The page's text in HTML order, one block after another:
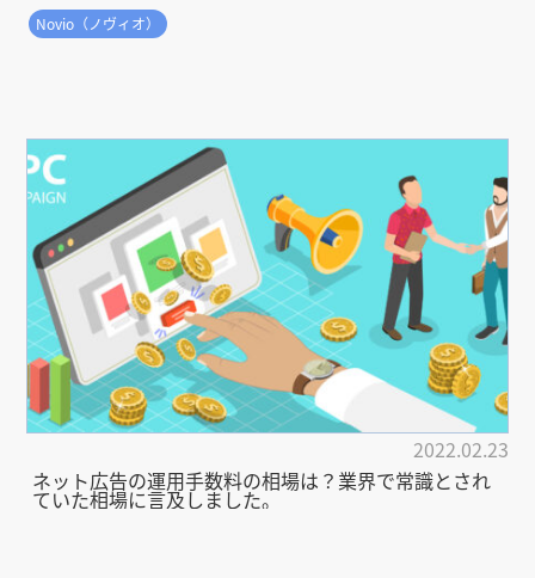
Novio（ノヴィオ）
2022.02.23
ネット広告の運用手数料の相場は？業界で常識とされ
ていた相場に言及しました。